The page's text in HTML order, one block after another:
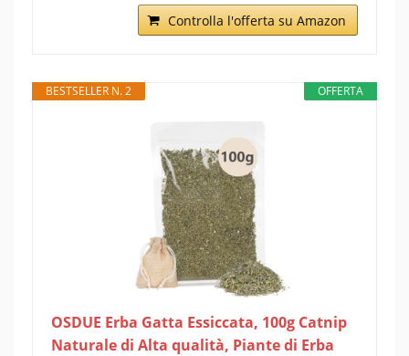
Controlla l'offerta su Amazon
OFFERTA
BESTSELLER N. 2
OSDUE Erba Gatta Essiccata, 100g Catnip
Naturale di Alta qualità, Piante di Erba